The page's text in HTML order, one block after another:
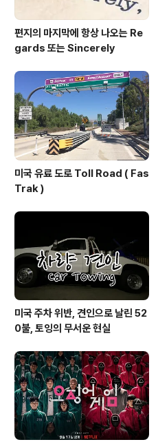
편지의 마지막에 항상 나오는 Re
gards 또는 Sincerely
미국 유료 도로 Toll Road ( Fas
Trak )
미국 주차 위반, 견인으로 날린 52
0불, 토잉의 무서운 현실